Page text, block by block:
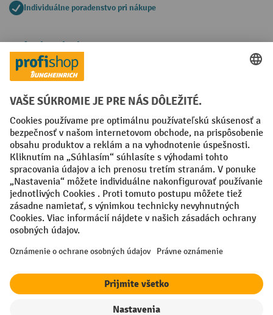
Individuálne poradenstvo pri nákupe
Spôsoby platby
Creditcard (Master)Creditcard (Visa)
Faktúra Predplatba
Sociálne siete
Facebook
YouTube
LinkedIn
Nastavenia ochrany osobných údajov
All prices excl. VAT plusshipping costsand possible delivery charges,
¹ Zľava platí do vypredania zásob. Zľava sa nevzťahuje na špeciálne